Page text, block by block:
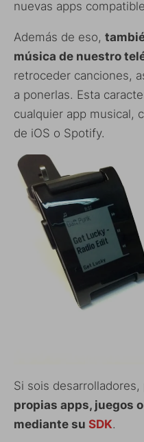
nuevas apps
Además de eso,
música de nuestro
retroceder canciones,
a ponerlas. Esta
cualquier app musical,
de iOS o Spotify.
Si sois desarrolladores,
propias apps, juegos
mediante su SDK.